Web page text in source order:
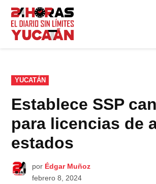
Saltar
contenido
PUBLICADO
EN
YUCATÁN
Establece SSP
para licencias de
estados
por Édgar Muñoz
febrero 8, 2024